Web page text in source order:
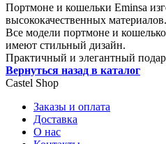
Портмоне и кошельки Eminsa
высококачественных материалов.
Все модели портмоне и
имеют стильный дизайн.
Практичный и элегантный
Вернуться назад в каталог
Castel Shop
Заказы и оплата
Доставка
О нас